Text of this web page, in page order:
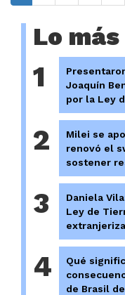
Lo
1
Joaquín
por la Ley
2
Milei se
renovó el
sostener
3
Daniela
Ley de
4
Qué
de Brasil